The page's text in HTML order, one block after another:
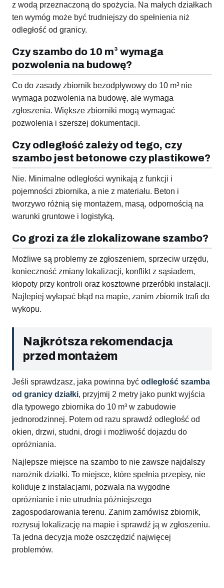
z wodą przeznaczoną do spożycia. Na małych działkach
ten wymóg może być trudniejszy do spełnienia niż
odległość od granicy.
Czy szambo do 10 m³ wymaga
pozwolenia na budowę?
Co do zasady zbiornik bezodpływowy do 10 m³ nie
wymaga pozwolenia na budowę, ale wymaga
zgłoszenia. Większe zbiorniki mogą wymagać
pozwolenia i szerszej dokumentacji.
Czy odległość zależy od tego, czy
szambo jest betonowe czy plastikowe?
Nie. Minimalne odległości wynikają z funkcji i
pojemności zbiornika, a nie z materiału. Beton i
tworzywo różnią się montażem, masą, odpornością na
warunki gruntowe i logistyką.
Co grozi za źle zlokalizowane szambo?
Możliwe są problemy ze zgłoszeniem, sprzeciw urzędu,
konieczność zmiany lokalizacji, konflikt z sąsiadem,
kłopoty przy kontroli oraz kosztowne przeróbki instalacji.
Najlepiej wyłapać błąd na mapie, zanim zbiornik trafi do
wykopu.
Najkrótsza rekomendacja
przed montażem
Jeśli sprawdzasz, jaka powinna być odległość szamba
od granicy działki, przyjmij 2 metry jako punkt wyjścia
dla typowego zbiornika do 10 m³ w zabudowie
jednorodzinnej. Potem od razu sprawdź odległość od
okien, drzwi, studni, drogi i możliwość dojazdu do
opróżniania.
Najlepsze miejsce na szambo to nie zawsze najdalszy
narożnik działki. To miejsce, które spełnia przepisy, nie
koliduje z instalacjami, pozwala na wygodne
opróżnianie i nie utrudnia późniejszego
zagospodarowania terenu. Zanim zamówisz zbiornik,
rozrysuj lokalizację na mapie i sprawdź ją w zgłoszeniu.
Ta jedna decyzja może oszczędzić najwięcej
problemów.